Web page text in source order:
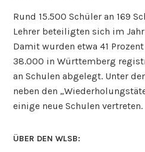
Rund 15.500 Schüler an 169
Lehrer beteiligten sich im
Damit wurden etwa 41
38.000 in Württemberg
an Schulen abgelegt. Unter
neben den
einige neue Schulen vertreten.
ÜBER DEN WLSB: